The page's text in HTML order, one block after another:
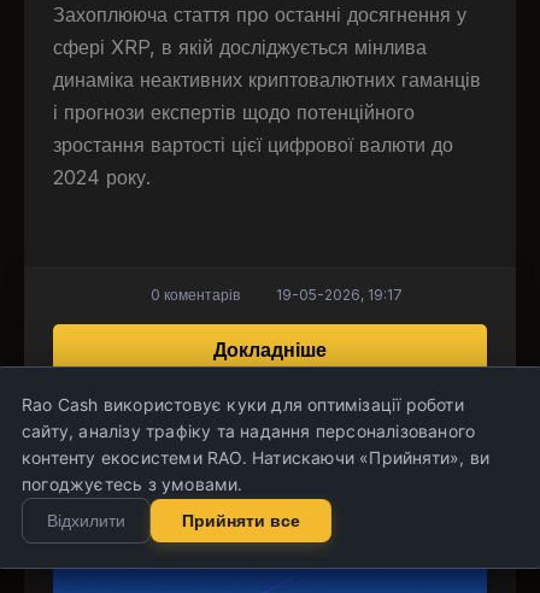
Захоплююча стаття про останні досягнення у
сфері XRP, в якій досліджується мінлива
динаміка неактивних криптовалютних гаманців
і прогнози експертів щодо потенційного
зростання вартості цієї цифрової валюти до
2024 року.
Докладнішепро XRP на шляху до
0 коментарів 19-05-2026, 19:17
ChainLink: Ключ до реальних активів і
лідер у DeFi
Rao Cash використовує куки для оптимізації роботи
сайту, аналізу трафіку та надання персоналізованого
контенту екосистеми RAO. Натискаючи «Прийняти», ви
погоджуєтесь з умовами.
Відхилити Прийняти все